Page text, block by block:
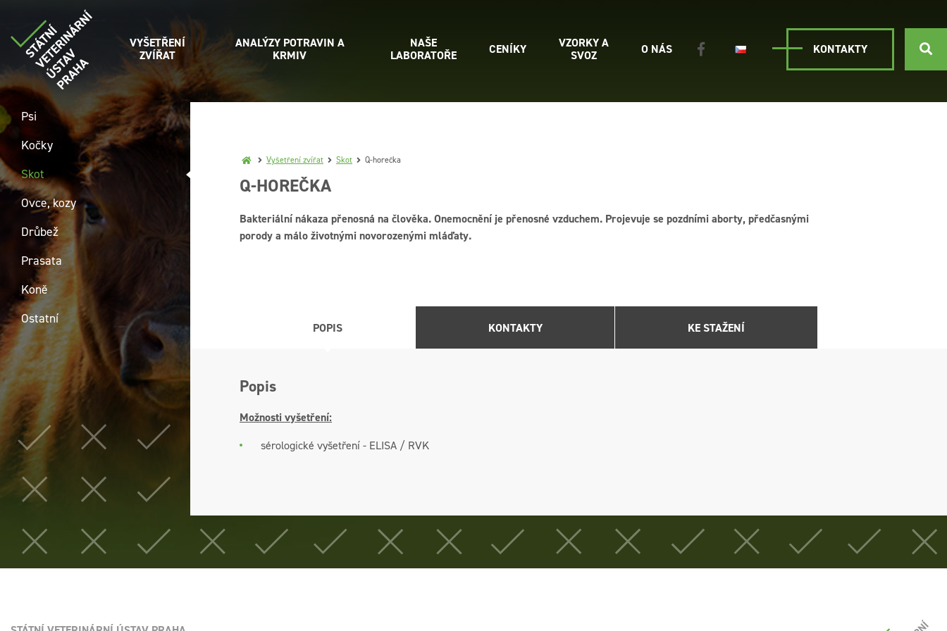
VYŠETŘENÍ
ZVÍŘAT
ANALÝZY POTRAVIN A
KRMIV
NAŠE
LABORATOŘE
CENÍKY
VZORKY A
SVOZ
O NÁS KONTAKTY
Vyšetření zvířat Skot Q-horečka
Q-HOREČKA
Bakteriální nákaza přenosná na člověka. Onemocnění je přenosné vzduchem. Projevuje se pozdními aborty, předčasnými
porody a málo životnými novorozenými mláďaty.
POPIS KONTAKTY KE STAŽENÍ
Popis
Možnosti vyšetření:
sérologické vyšetření - ELISA / RVK
Psi
Kočky
Skot
Ovce, kozy
Drůbež
Prasata
Koně
Ostatní